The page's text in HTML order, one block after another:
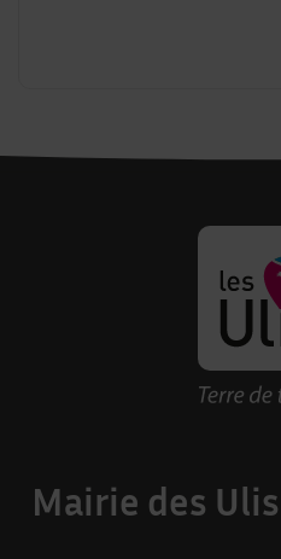
Mairie des Ulis